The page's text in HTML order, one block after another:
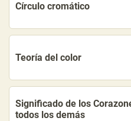
Círculo cromático
Teoría del color
Significado de los
todos los demás